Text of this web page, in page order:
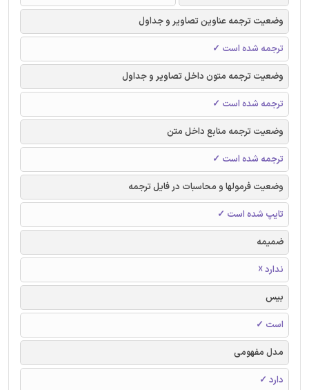
وضعیت ترجمه عناوین تصاویر و جداول
ترجمه شده است ✓
وضعیت ترجمه متون داخل تصاویر و جداول
ترجمه شده است ✓
وضعیت ترجمه منابع داخل متن
ترجمه شده است ✓
وضعیت فرمولها و محاسبات در فایل ترجمه
تایپ شده است ✓
ضمیمه
ندارد ☓
بیس
است ✓
مدل مفهومی
دارد ✓